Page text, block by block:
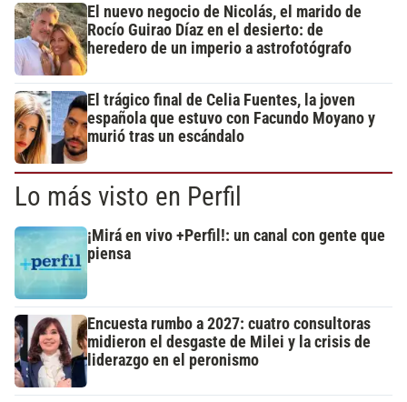
El nuevo negocio de Nicolás, el marido de
Rocío Guirao Díaz en el desierto: de
heredero de un imperio a astrofotógrafo
El trágico final de Celia Fuentes, la joven
española que estuvo con Facundo Moyano y
murió tras un escándalo
Lo más visto en Perfil
¡Mirá en vivo +Perfil!: un canal con gente que
piensa
Encuesta rumbo a 2027: cuatro consultoras
midieron el desgaste de Milei y la crisis de
liderazgo en el peronismo